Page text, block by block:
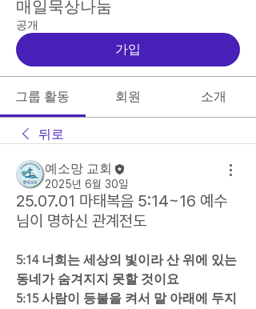
매일묵상나눔
공개
가입
그룹 활동 회원 소개
뒤로
예소망 교회
2025년 6월 30일
25.07.01 마태복음 5:14~16 예수
님이 명하신 관계전도
5:14 너희는 세상의 빛이라 산 위에 있는
동네가 숨겨지지 못할 것이요
5:15 사람이 등불을 켜서 말 아래에 두지